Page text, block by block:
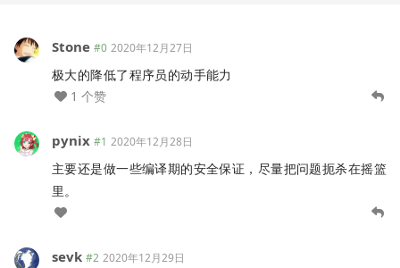
Stone #0 2020年12月27日
极大的降低了程序员的动手能力
1 个赞
pynix #1 2020年12月28日
主要还是做一些编译期的安全保证，尽量把问题扼杀在摇篮
里。
sevk #2 2020年12月29日